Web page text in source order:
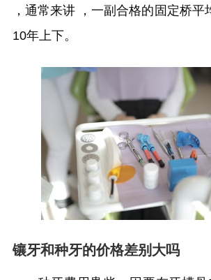
，通常来讲 ，一副合格的固定桥平
10年上下。
镶牙和种牙的价格差别大吗